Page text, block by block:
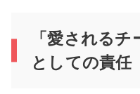
「愛される
としての責任